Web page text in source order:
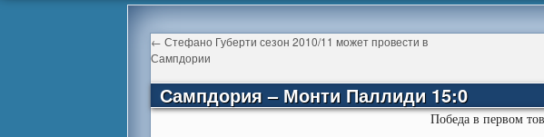
← Стефано Губерти сезон 2010/11 может провести в
Сампдории
Сампдория – Монти Паллиди 15:0
Победа в первом